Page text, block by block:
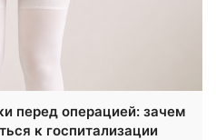
перед операцией: зачем
к госпитализации